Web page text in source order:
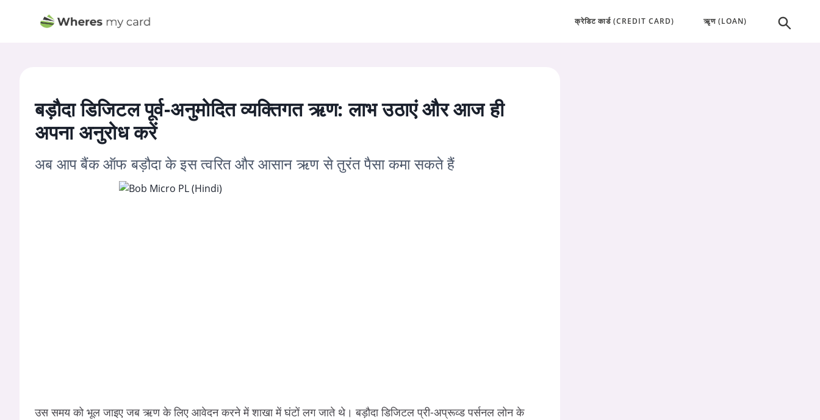
क्रेडिट कार्ड (CREDIT CARD) ऋृण (LOAN)
बड़ौदा डिजिटल पूर्व-अनुमोदित व्यक्तिगत ऋण: लाभ उठाएं और आज ही
अपना अनुरोध करें
अब आप बैंक ऑफ बड़ौदा के इस त्वरित और आसान ऋण से तुरंत पैसा कमा सकते हैं
उस समय को भूल जाइए जब ऋण के लिए आवेदन करने में शाखा में घंटों लग जाते थे। बड़ौदा डिजिटल प्री-अप्रूव्ड पर्सनल लोन के